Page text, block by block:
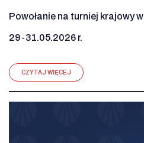
Powołanie na turniej krajowy
29-31.05.2026 r.
CZYTAJ WIĘCEJ